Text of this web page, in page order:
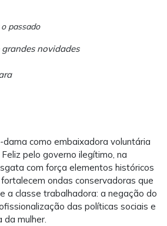
passado
novidades
dama como embaixadora voluntária
pelo governo ilegítimo, na
com força elementos históricos
ondas conservadoras que
a classe trabalhadora: a negação do
das políticas sociais e
da mulher.